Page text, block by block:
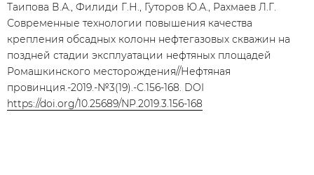
Таипова В.А., Филиди Г.Н., Гуторов Ю.А., Рахмаев Л.Г.
Современные технологии повышения качества
крепления обсадных колонн нефтегазовых скважин на
поздней стадии эксплуатации нефтяных площадей
Ромашкинского месторождения//Нефтяная
провинция.-2019.-№3(19).-С.156-168. DOI
https://doi.org/10.25689/NP.2019.3.156-168